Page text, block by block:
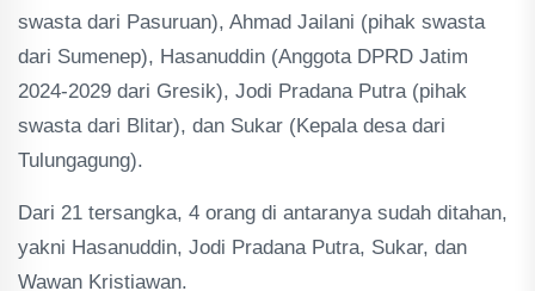
swasta dari Pasuruan), Ahmad Jailani (pihak swasta
dari Sumenep), Hasanuddin (Anggota DPRD Jatim
2024-2029 dari Gresik), Jodi Pradana Putra (pihak
swasta dari Blitar), dan Sukar (Kepala desa dari
Tulungagung).
Dari 21 tersangka, 4 orang di antaranya sudah ditahan,
yakni Hasanuddin, Jodi Pradana Putra, Sukar, dan
Wawan Kristiawan.